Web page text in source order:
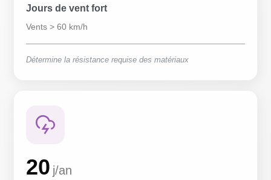
Jours de vent fort
Vents > 60 km/h
Détermine la résistance requise des matériaux
20 j/an